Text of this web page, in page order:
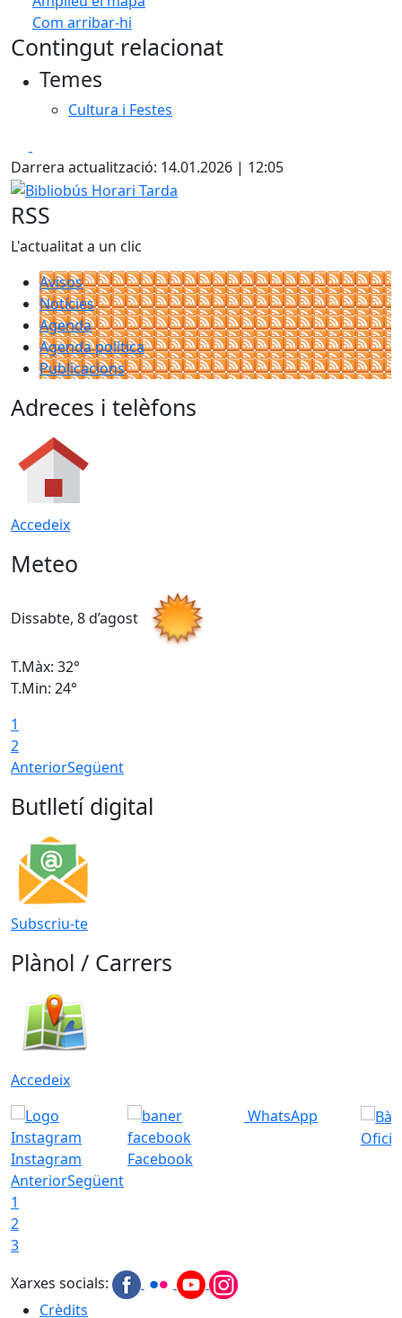
Com arribar-hi
+
Contingut relacionat
Temes
Cultura i Festes
Darrera actualització: 14.01.2026 | 12:05
Bibliobús Horari Tarda
RSS
L'actualitat a un clic
Avisos
Notícies
Agenda
Agenda política
Publicacions
Adreces i telèfons
Accedeix
Meteo
Dissabte, 8 d’agost
T.Màx: 32°
T.Min: 24°
1
2
AnteriorSegüent
Butlletí digital
Subscriu-te
Plànol / Carrers
Accedeix
Instagram Facebook
WhatsApp
AnteriorSegüent
1
2
3
Xarxes socials:
Crèdits